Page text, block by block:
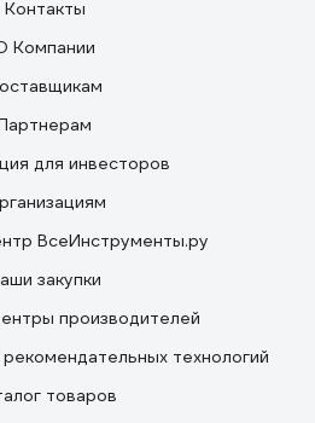
Контакты
Компании
для инвесторов
ВсеИнструменты.ру
закупки
производителей
технологий
товаров